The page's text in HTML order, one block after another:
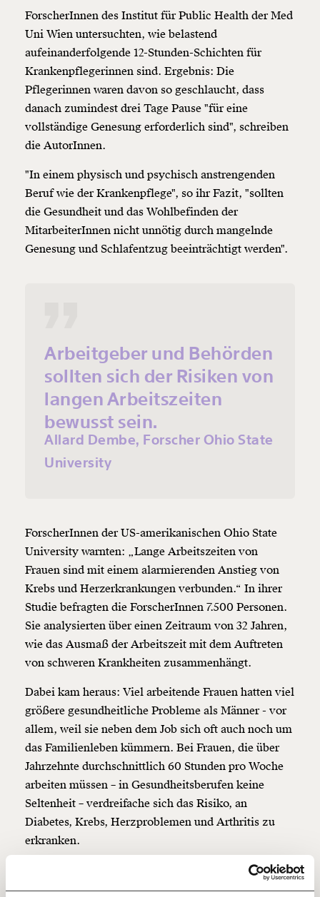
Veränderung
beginnt mit Dir!
unsere Wirtschaft so gestalten, dass sie für alle
funktioniert. Unsere Recherchen sind für alle frei im
Netz. Unabhängig und werbefrei. Und das wird auch
so bleiben. Kämpf’ mit uns für den Fortschritt und
unterstütze uns mit Deinem Mitgliedsbeitrag.
Du überweist lieber direkt?
Hier unsere IBAN: AT34 4300 0498 0007 6017
Kontoinhaber: Momentum Institut - Verein für
sozialen Fortschritt
ForscherInnen des Institut für Public Health der Med
Uni Wien untersuchten, wie belastend
aufeinanderfolgende 12-Stunden-Schichten für
Krankenpflegerinnen sind. Ergebnis: Die
Pflegerinnen waren davon so geschlaucht, dass
danach zumindest drei Tage Pause "für eine
vollständige Genesung erforderlich sind", schreiben
die AutorInnen.
"In einem physisch und psychisch anstrengenden
Beruf wie der Krankenpflege", so ihr Fazit, "sollten
die Gesundheit und das Wohlbefinden der
MitarbeiterInnen nicht unnötig durch mangelnde
Genesung und Schlafentzug beeinträchtigt werden".
Arbeitgeber und Behörden
sollten sich der Risiken von
langen Arbeitszeiten
bewusst sein.
Allard Dembe, Forscher Ohio State
University
ForscherInnen der US-amerikanischen Ohio State
University warnten: „Lange Arbeitszeiten von
Frauen sind mit einem alarmierenden Anstieg von
Krebs und Herzerkrankungen verbunden.“ In ihrer
Studie befragten die ForscherInnen 7.500 Personen.
Sie analysierten über einen Zeitraum von 32 Jahren,
wie das Ausmaß der Arbeitszeit mit dem Auftreten
von schweren Krankheiten zusammenhängt.
Dabei kam heraus: Viel arbeitende Frauen hatten viel
größere gesundheitliche Probleme als Männer - vor
allem, weil sie neben dem Job sich oft auch noch um
das Familienleben kümmern. Bei Frauen, die über
Jahrzehnte durchschnittlich 60 Stunden pro Woche
arbeiten müssen – in Gesundheitsberufen keine
Seltenheit – verdreifache sich das Risiko, an
Diabetes, Krebs, Herzproblemen und Arthritis zu
erkranken.
Doch auch „nur“ 40 Stunden pro Woche zu arbeiten,
steigere ihr Risiko später schwer chronisch zu